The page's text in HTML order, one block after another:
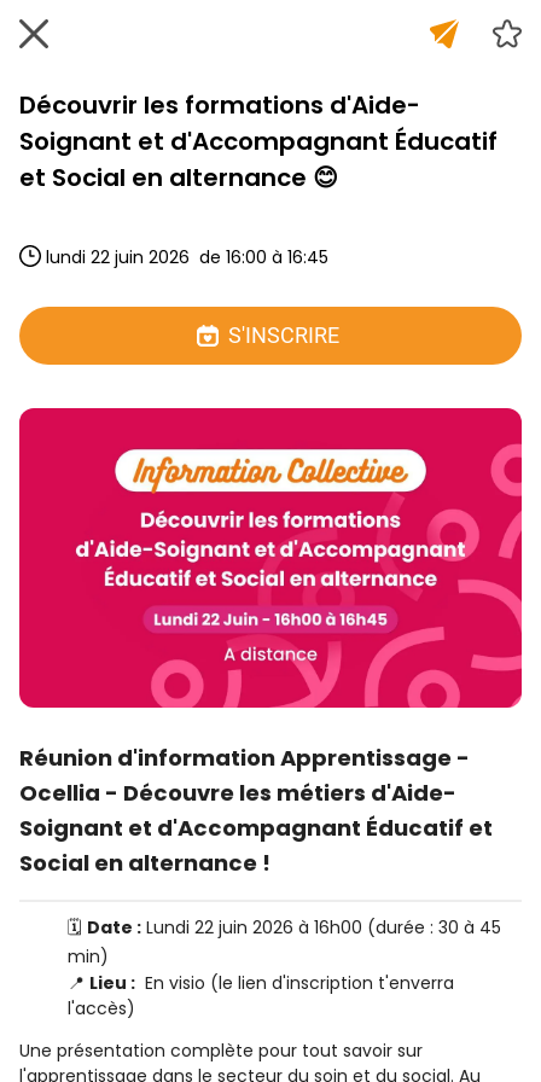
Découvrir les formations d'Aide-
Soignant et d'Accompagnant Éducatif
et Social en alternance 😊
lundi 22 juin 2026  de 16:00 à 16:45
S'INSCRIRE
Réunion d'information Apprentissage -
Ocellia - Découvre les métiers d'Aide-
Soignant et d'Accompagnant Éducatif et
Social en alternance !
🗓️ Date : Lundi 22 juin 2026 à 16h00 (durée : 30 à 45
min)
📍 Lieu : En visio (le lien d'inscription t'enverra
l'accès)
Une présentation complète pour tout savoir sur
l'apprentissage dans le secteur du soin et du social. Au